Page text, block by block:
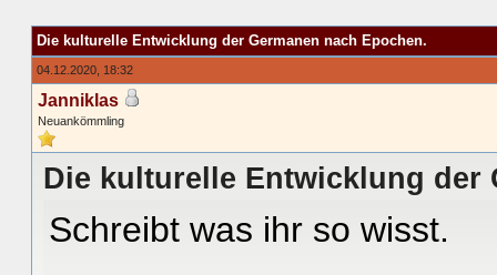
Die kulturelle Entwicklung der Germanen nach Epochen.
04.12.2020, 18:32
Janniklas
Neuankömmling
Die kulturelle Entwicklung der
Schreibt was ihr so wisst.